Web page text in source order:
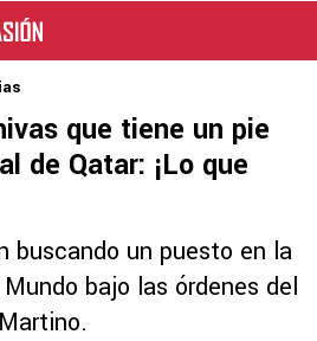
que tiene un pie
de Qatar: ¡Lo que
buscando un puesto en la
bajo las órdenes del